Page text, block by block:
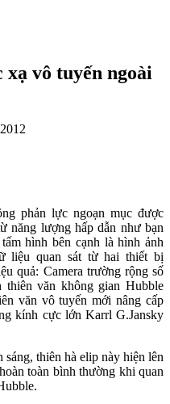
xạ vô tuyến ngoài
phản lực ngoạn mục được
năng lượng hấp dẫn như bạn
hình bên cạnh là hình ảnh
liệu quan sát từ hai thiết bị
quả: Camera trường rộng số
thiên văn không gian Hubble
văn vô tuyến mới nâng cấp
kính cực lớn Karrl G.Jansky
thiên hà elip này hiện lên
toàn bình thường khi quan